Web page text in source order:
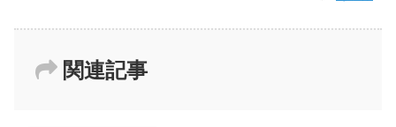
関連記事